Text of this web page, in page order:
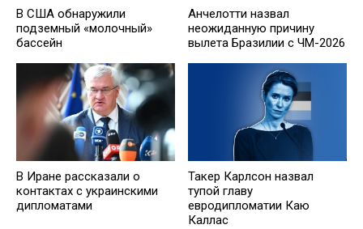
В США обнаружили
подземный «молочный»
бассейн
Анчелотти назвал
неожиданную причину
вылета Бразилии с ЧМ-2026
В Иране рассказали о
контактах с украинскими
дипломатами
Такер Карлсон назвал
тупой главу
евродипломатии Каю
Каллас